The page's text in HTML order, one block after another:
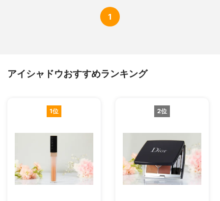
1
アイシャドウおすすめランキング
1位 2位